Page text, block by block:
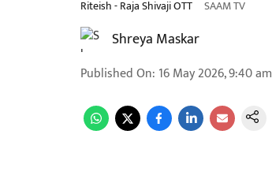
Riteish - Raja Shivaji OTT SAAM TV
Shreya Maskar
Published On: 16 May 2026, 9:40 am